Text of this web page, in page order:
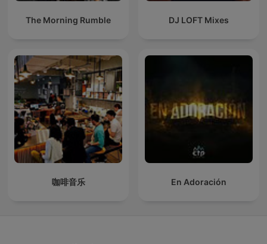
The Morning Rumble DJ LOFT Mixes
咖啡音乐 En Adoración